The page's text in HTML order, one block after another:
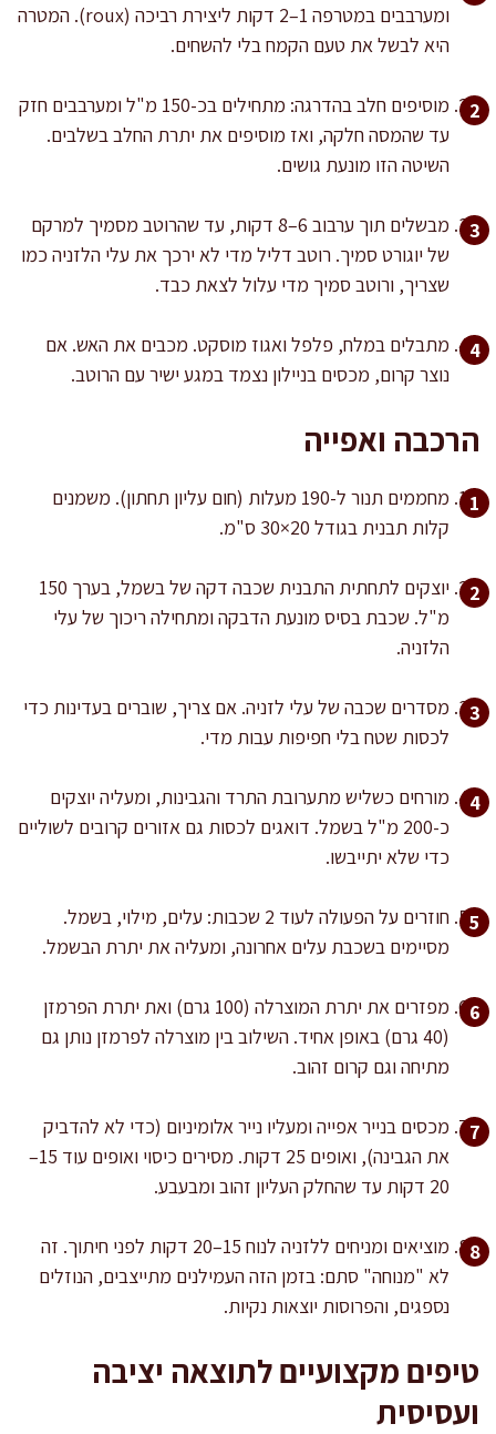
ומערבבים במטרפה 1–2 דקות ליצירת רביכה (roux). המטרה
היא לבשל את טעם הקמח בלי להשחים.
מוסיפים חלב בהדרגה: מתחילים בכ-150 מ"ל ומערבבים חזק
עד שהמסה חלקה, ואז מוסיפים את יתרת החלב בשלבים.
השיטה הזו מונעת גושים.
מבשלים תוך ערבוב 6–8 דקות, עד שהרוטב מסמיך למרקם
של יוגורט סמיך. רוטב דליל מדי לא ירכך את עלי הלזניה כמו
שצריך, ורוטב סמיך מדי עלול לצאת כבד.
מתבלים במלח, פלפל ואגוז מוסקט. מכבים את האש. אם
נוצר קרום, מכסים בניילון נצמד במגע ישיר עם הרוטב.
הרכבה ואפייה
מחממים תנור ל-190 מעלות (חום עליון תחתון). משמנים
קלות תבנית בגודל 20×30 ס"מ.
יוצקים לתחתית התבנית שכבה דקה של בשמל, בערך 150
מ"ל. שכבת בסיס מונעת הדבקה ומתחילה ריכוך של עלי
הלזניה.
מסדרים שכבה של עלי לזניה. אם צריך, שוברים בעדינות כדי
לכסות שטח בלי חפיפות עבות מדי.
מורחים כשליש מתערובת התרד והגבינות, ומעליה יוצקים
כ-200 מ"ל בשמל. דואגים לכסות גם אזורים קרובים לשוליים
כדי שלא יתייבשו.
חוזרים על הפעולה לעוד 2 שכבות: עלים, מילוי, בשמל.
מסיימים בשכבת עלים אחרונה, ומעליה את יתרת הבשמל.
מפזרים את יתרת המוצרלה (100 גרם) ואת יתרת הפרמזן
(40 גרם) באופן אחיד. השילוב בין מוצרלה לפרמזן נותן גם
מתיחה וגם קרום זהוב.
מכסים בנייר אפייה ומעליו נייר אלומיניום (כדי לא להדביק
את הגבינה), ואופים 25 דקות. מסירים כיסוי ואופים עוד 15–
20 דקות עד שהחלק העליון זהוב ומבעבע.
מוציאים ומניחים ללזניה לנוח 15–20 דקות לפני חיתוך. זה
לא "מנוחה" סתם: בזמן הזה העמילנים מתייצבים, הנוזלים
נספגים, והפרוסות יוצאות נקיות.
טיפים מקצועיים לתוצאה יציבה
ועסיסית